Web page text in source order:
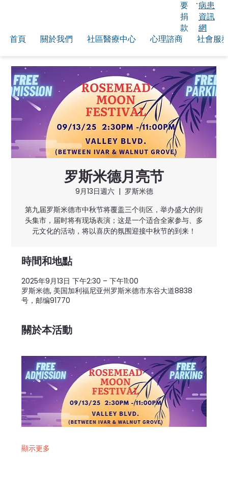
首頁 關於我們 社區醫療中心 心理諮商 社會服
要
捐
款
病患
資訊
網
罗斯米德月亮节
9月13日週六
  |
罗斯米德
第九届罗斯米德市中秋节将覆盖三个街区，举办盛大的街
头集市，届时将有现场表演；这是一个适合全家参与、多
元文化的活动，将以喜庆的氛围迎接中秋节的到来！
時間和地點
2025年9月13日 下午2:30 – 下午11:00
罗斯米德, 美国加利福尼亚州罗斯米德市东谷大道8838
号，邮编91770
關於本活動
顯示更多